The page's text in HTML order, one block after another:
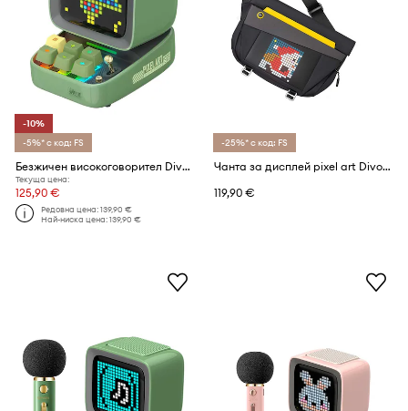
-10%
-5%* с код: FS
Безжичен високоговорител Divoom Ditoo Pro
Текуща цена:
125,90 €
Редовна цена:139,90 €
Най-ниска цена:139,90 €
-25%* с код: FS
Чанта за дисплей pixel art Divoom SlingBag - V
119,90 €